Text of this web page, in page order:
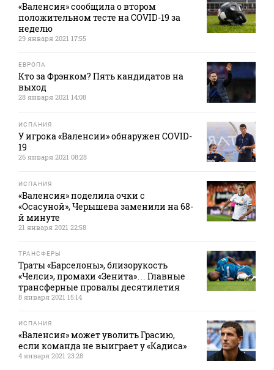
«Валенсия» сообщила о втором
положительном тесте на COVID-19 за
неделю
29 января 2021 17:55
ЕВРОПА
Кто за Фрэнком? Пять кандидатов на
выход
28 января 2021 14:08
ИСПАНИЯ
У игрока «Валенсии» обнаружен COVID-
19
26 января 2021 08:28
ИСПАНИЯ
«Валенсия» поделила очки с
«Осасуной», Черышева заменили на 68-
й минуте
21 января 2021 22:58
ТРАНСФЕРЫ
Траты «Барселоны», близорукость
«Челси», промахи «Зенита»… Главные
трансферные провалы десятилетия
8 января 2021 15:14
ИСПАНИЯ
«Валенсия» может уволить Грасию,
если команда не выиграет у «Кадиса»
4 января 2021 23:28